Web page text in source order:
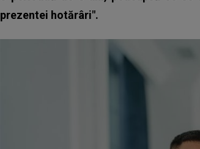
prezentei hotărâri".